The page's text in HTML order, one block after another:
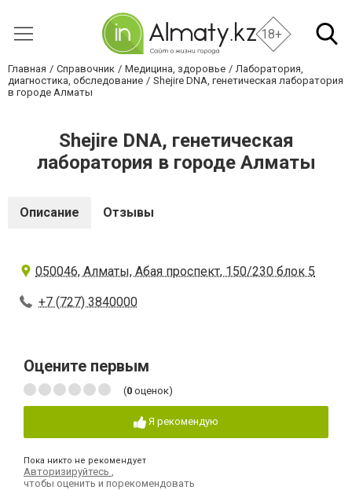
18+
Главная Справочник Медицина, здоровье
Лаборатория,
диагностика, обследование
Shejire DNA, генетическая лаборатория
в городе Алматы
Shejire DNA, генетическая
лаборатория в городе Алматы
Описание Отзывы
050046, Алматы, Абая проспект, 150/230 блок 5
+7 (727) 3840000
Оцените первым
(0 оценок)
Я рекомендую
Пока никто не рекомендует
Авторизируйтесь
чтобы оценить и порекомендовать